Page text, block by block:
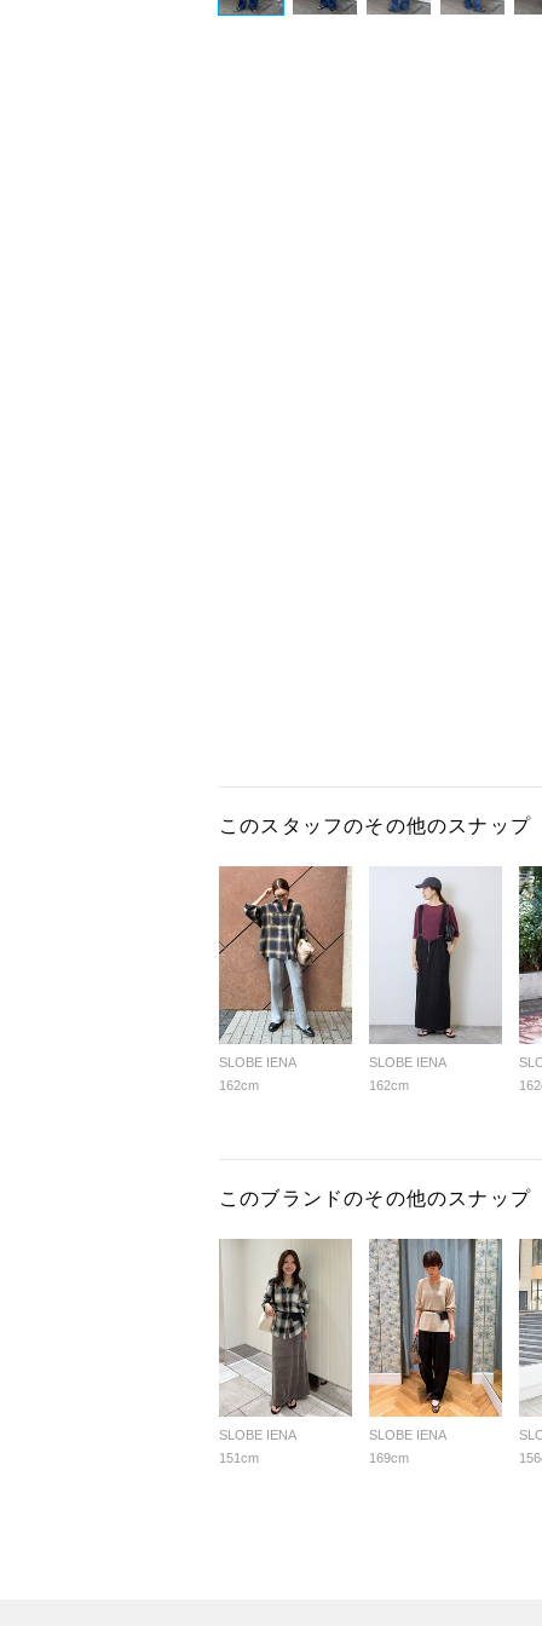
このスタッフのその他のスナップ
SLOBE IENA
162cm
SLOBE IENA
162cm
このブランドのその他のスナップ
SLOBE IENA
151cm
SLOBE IENA
169cm